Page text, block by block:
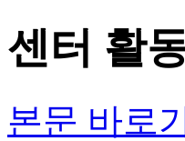
센터 활
본문 바로